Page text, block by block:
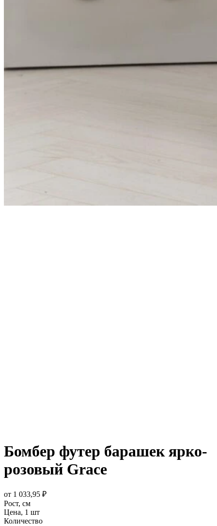
Бомбер футер барашек ярко-
розовый Grace
от 1 033,95 ₽
Рост, см
Цена, 1 шт
Количество